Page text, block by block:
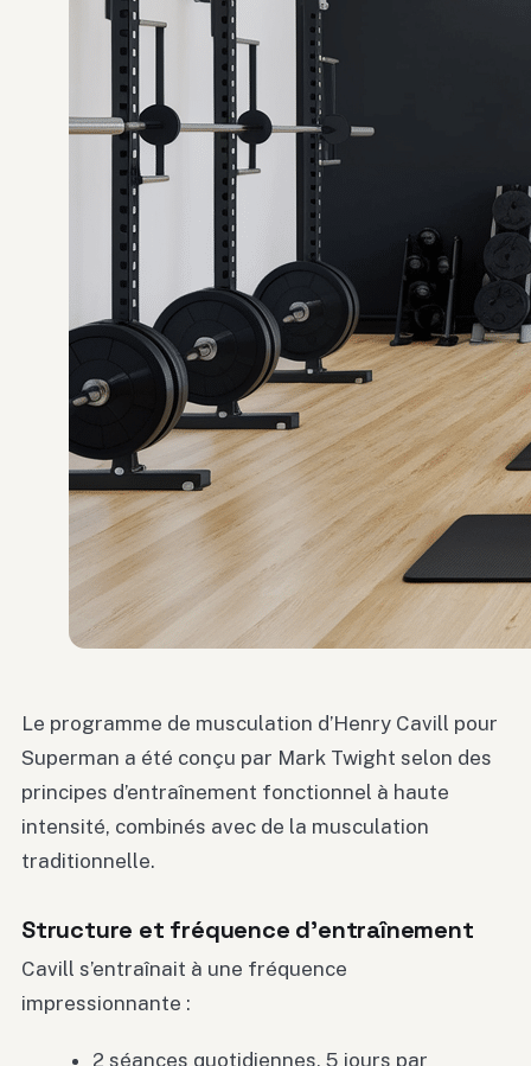
Le programme de musculation d’Henry Cavill pour
Superman a été conçu par Mark Twight selon des
principes d’entraînement fonctionnel à haute
intensité, combinés avec de la musculation
traditionnelle.
Structure et fréquence d’entraînement
Cavill s’entraînait à une fréquence
impressionnante :
2 séances quotidiennes, 5 jours par